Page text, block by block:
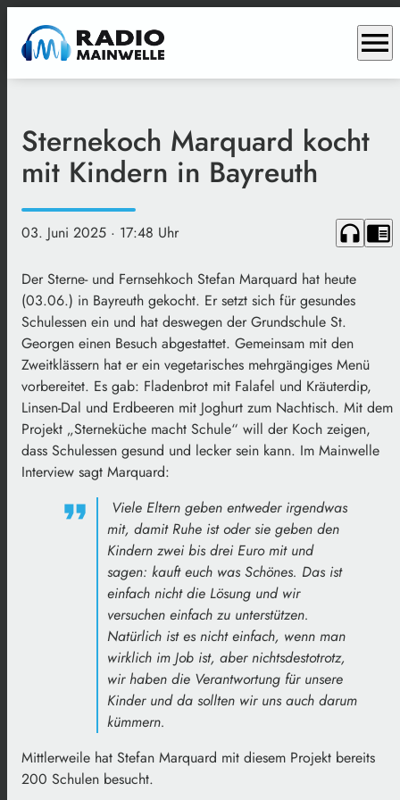
menu
Sternekoch Marquard kocht
mit Kindern in Bayreuth
03. Juni 2025 · 17:48 Uhr headphones chrome_reader_mode
Der Sterne- und Fernsehkoch Stefan Marquard hat heute
(03.06.) in Bayreuth gekocht. Er setzt sich für gesundes
Schulessen ein und hat deswegen der Grundschule St.
Georgen einen Besuch abgestattet. Gemeinsam mit den
Zweitklässern hat er ein vegetarisches mehrgängiges Menü
vorbereitet. Es gab: Fladenbrot mit Falafel und Kräuterdip,
Linsen-Dal und Erdbeeren mit Joghurt zum Nachtisch. Mit dem
Projekt „Sterneküche macht Schule“ will der Koch zeigen,
dass Schulessen gesund und lecker sein kann. Im Mainwelle
Interview sagt Marquard:
Viele Eltern geben entweder irgendwas
mit, damit Ruhe ist oder sie geben den
Kindern zwei bis drei Euro mit und
sagen: kauft euch was Schönes. Das ist
einfach nicht die Lösung und wir
versuchen einfach zu unterstützen.
Natürlich ist es nicht einfach, wenn man
wirklich im Job ist, aber nichtsdestotrotz,
wir haben die Verantwortung für unsere
Kinder und da sollten wir uns auch darum
kümmern.
Mittlerweile hat Stefan Marquard mit diesem Projekt bereits
200 Schulen besucht.